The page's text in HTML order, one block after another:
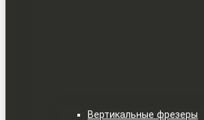
Вертикальные фрезеры